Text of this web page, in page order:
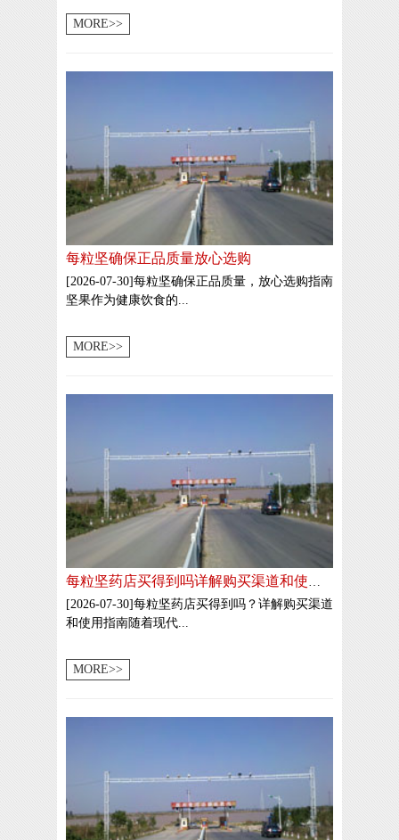
MORE>>
每粒坚确保正品质量放心选购
[2026-07-30]每粒坚确保正品质量，放心选购指南
坚果作为健康饮食的...
MORE>>
[2026-07-30]每粒坚药店买得到吗？详解购买渠道
和使用指南随着现代...
MORE>>